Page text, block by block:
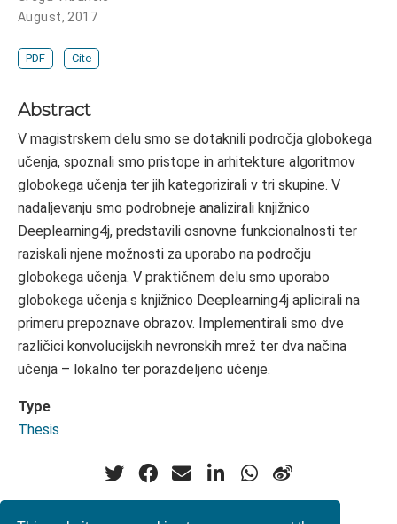
August, 2017
PDF Cite
Abstract
V magistrskem delu smo se dotaknili področja globokega
učenja, spoznali smo pristope in arhitekture algoritmov
globokega učenja ter jih kategorizirali v tri skupine. V
nadaljevanju smo podrobneje analizirali knjižnico
Deeplearning4j, predstavili osnovne funkcionalnosti ter
raziskali njene možnosti za uporabo na področju
globokega učenja. V praktičnem delu smo uporabo
globokega učenja s knjižnico Deeplearning4j aplicirali na
primeru prepoznave obrazov. Implementirali smo dve
različici konvolucijskih nevronskih mrež ter dva načina
učenja – lokalno ter porazdeljeno učenje.
Type
Thesis